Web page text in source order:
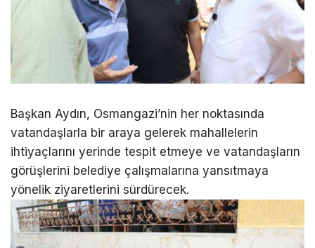
Başkan Aydın, Osmangazi’nin her noktasında
vatandaşlarla bir araya gelerek mahallelerin
ihtiyaçlarını yerinde tespit etmeye ve vatandaşların
görüşlerini belediye çalışmalarına yansıtmaya
yönelik ziyaretlerini sürdürecek.